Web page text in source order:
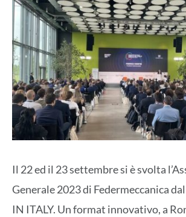
Il 22 ed il 23 settembre si è svolta
Generale 2023 di Federmeccanica
IN ITALY. Un format innovativo, a